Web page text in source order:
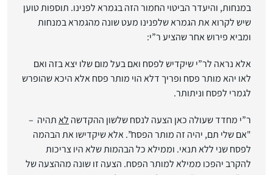
במנחות, והיעדר הביטוי החמור הזה בגמרא לפנינו. תוספות טוען
שיש לקרוא את הגמרא שלפנינו מעט שונה מהגמרא במנחות
ומביא פירוש אחר שהציע ר”י:
אלא נראה לר”י שיקדיש לפסח ואם בעל מום שלו יצא בזה ואם
לאו יהא מותר פסח ופריך דלא הוי מותר פסח אלא היכא שהופרש
לגמרי לפסח וניתותר.
ר”י מחדד שעולה כאן הצעה לנסח שלשון ההקדשה לאתהיה –
"אם שלי תם, יהיה זה מותר הפסח”. אלא שיקדישו את הבהמה
לפסח שני ללא תנאי. וממילא כל הבהמות שלא היו צריכות
להקרב יהפכו ממילא למותר הפסח. הצעה זו שונה מההצעה של